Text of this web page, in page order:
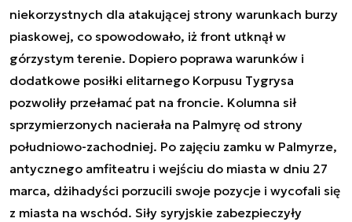
niekorzystnych dla atakującej strony warunkach burzy
piaskowej, co spowodowało, iż front utknął w
górzystym terenie. Dopiero poprawa warunków i
dodatkowe posiłki elitarnego Korpusu Tygrysa
pozwoliły przełamać pat na froncie. Kolumna sił
sprzymierzonych nacierała na Palmyrę od strony
południowo-zachodniej. Po zajęciu zamku w Palmyrze,
antycznego amfiteatru i wejściu do miasta w dniu 27
marca, dżihadyści porzucili swoje pozycje i wycofali się
z miasta na wschód. Siły syryjskie zabezpieczyły